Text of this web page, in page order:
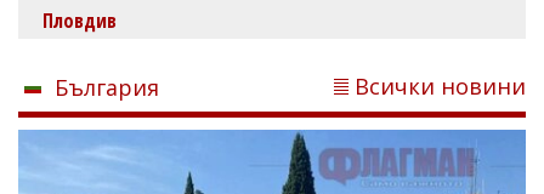
Пловдив
България Всички новини